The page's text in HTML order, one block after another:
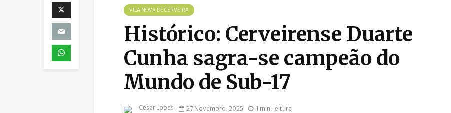
VILA NOVA DE CERVEIRA
Histórico: Cerveirense Duarte
Cunha sagra-se campeão do
Mundo de Sub-17
Cesar Lopes 27 Novembro, 2025 1 min. leitura